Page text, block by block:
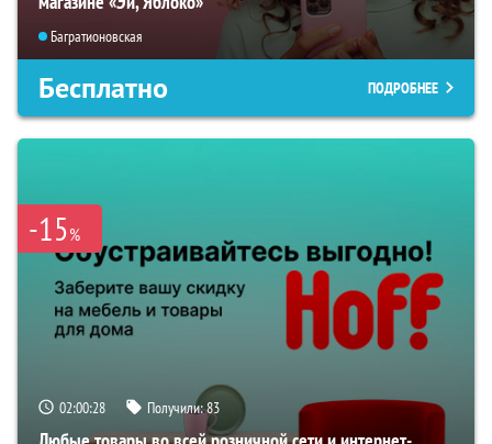
Багратионовская
Бесплатно ПОДРОБНЕЕ
-15%
02:00:27 Получили:83